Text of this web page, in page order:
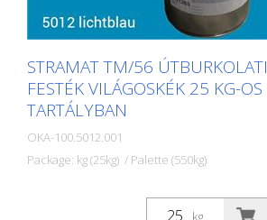
STRAMAT TM/56 ÚTBURKOLATI
FESTÉK VILÁGOSKÉK 25 KG-OS
TARTÁLYBAN
OKA-100.5012.001
Package: kg (25kg) / Palette (550kg)
A STRAMAT útburkolati festékeket
kg